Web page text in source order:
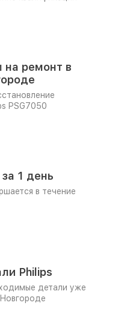
ремонт в
PSG7050
1 день
в течение
Philips
детали уже